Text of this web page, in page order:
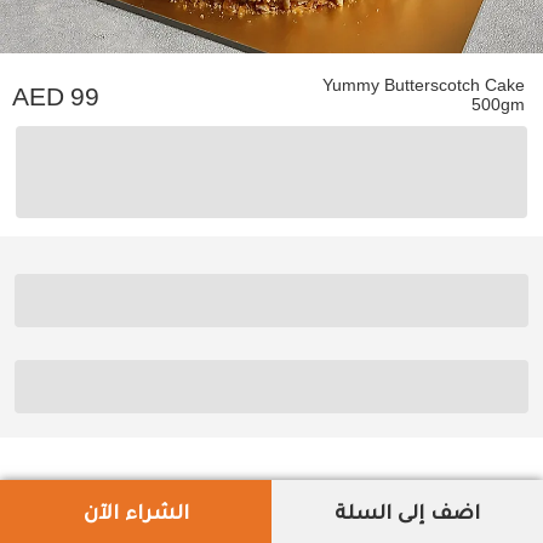
Yummy Butterscotch Cake
500gm
99
اضف إلى السلة الشراء الآن